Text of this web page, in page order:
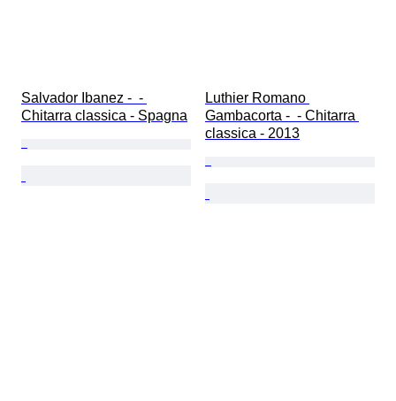
Salvador Ibanez -  -
Chitarra classica - Spagna
Luthier Romano
Gambacorta -  - Chitarra
classica - 2013